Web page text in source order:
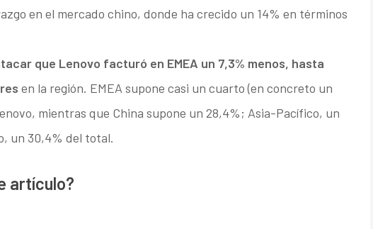
en el mercado chino, donde ha crecido un 14% en términos
que Lenovo facturó en EMEA un 7,3% menos, hasta
en la región. EMEA supone casi un cuarto (en concreto un
mientras que China supone un 28,4%; Asia-Pacífico, un
un 30,4% del total.
artículo?